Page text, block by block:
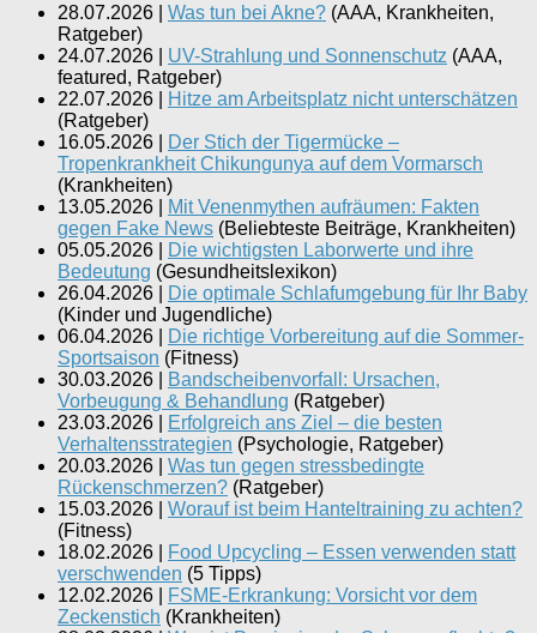
28.07.2026
Was tun bei Akne? (AAA, Krankheiten,
Ratgeber)
24.07.2026
UV-Strahlung und Sonnenschutz (AAA,
featured, Ratgeber)
22.07.2026
Hitze am Arbeitsplatz nicht unterschätzen
(Ratgeber)
16.05.2026
Der Stich der Tigermücke –
Tropenkrankheit Chikungunya auf dem Vormarsch
(Krankheiten)
13.05.2026
Mit Venenmythen aufräumen: Fakten
gegen Fake News (Beliebteste Beiträge, Krankheiten)
05.05.2026
Die wichtigsten Laborwerte und ihre
Bedeutung (Gesundheitslexikon)
26.04.2026
Die optimale Schlafumgebung für Ihr Baby
(Kinder und Jugendliche)
06.04.2026
Die richtige Vorbereitung auf die Sommer-
Sportsaison (Fitness)
30.03.2026
Bandscheibenvorfall: Ursachen,
Vorbeugung & Behandlung (Ratgeber)
23.03.2026
Erfolgreich ans Ziel – die besten
Verhaltensstrategien (Psychologie, Ratgeber)
20.03.2026
Was tun gegen stressbedingte
Rückenschmerzen? (Ratgeber)
15.03.2026
Worauf ist beim Hanteltraining zu achten?
(Fitness)
18.02.2026
Food Upcycling – Essen verwenden statt
verschwenden (5 Tipps)
12.02.2026
FSME-Erkrankung: Vorsicht vor dem
Zeckenstich (Krankheiten)